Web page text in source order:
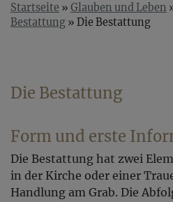
Startseite Glauben und Leben
Bestattung
Die Bestattung
Die Bestattung
Form und erste
Die Bestattung hat zwei
in der Kirche oder einer
Handlung am Grab. Die